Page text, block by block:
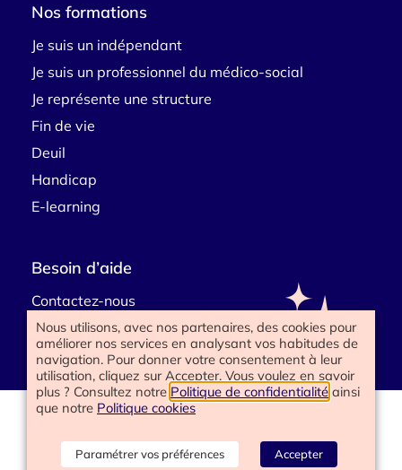
Nos formations
Je suis un indépendant
Je suis un professionnel du médico-social
Je représente une structure
Fin de vie
Deuil
Handicap
E-learning
Besoin d’aide
Contactez-nous
www.happyend.life 2025
Politique de confidentialité
Mentions légales
Nous utilisons, avec nos partenaires, des cookies pour
améliorer nos services en analysant vos habitudes de
navigation. Pour donner votre consentement à leur
utilisation, cliquez sur Accepter. Vous voulez en savoir
plus ? Consultez notre Politique de confidentialité ainsi
que notre Politique cookies
Paramétrer vos préférences Accepter